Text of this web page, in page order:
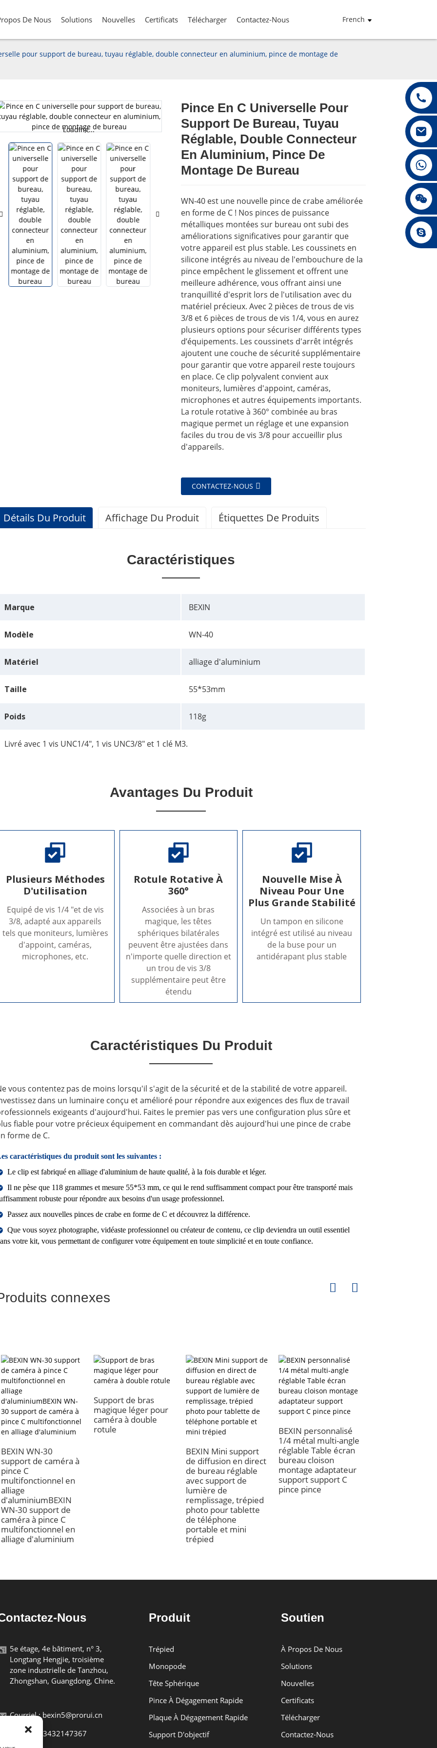
De Nous Solutions Nouvelles Certificats Télécharger Contactez-Nous French
+86 13432147367
pour support de bureau, tuyau réglable, double connecteur en aluminium, pince de montage de
Loading...
Loading... Loading...
Loading... Loading...
Loading...
Pince En C Universelle Pour
Support De Bureau, Tuyau
Réglable, Double Connecteur
En Aluminium, Pince De
Montage De Bureau
WN-40 est une nouvelle pince de crabe améliorée
en forme de C ! Nos pinces de puissance
métalliques montées sur bureau ont subi des
améliorations significatives pour garantir que
votre appareil est plus stable. Les coussinets en
silicone intégrés au niveau de l'embouchure de la
pince empêchent le glissement et offrent une
meilleure adhérence, vous offrant ainsi une
tranquillité d'esprit lors de l'utilisation avec du
matériel précieux. Avec 2 pièces de trous de vis
3/8 et 6 pièces de trous de vis 1/4, vous en aurez
plusieurs options pour sécuriser différents types
d’équipements. Les coussinets d'arrêt intégrés
ajoutent une couche de sécurité supplémentaire
pour garantir que votre appareil reste toujours
en place. Ce clip polyvalent convient aux
moniteurs, lumières d'appoint, caméras,
microphones et autres équipements importants.
La rotule rotative à 360° combinée au bras
magique permet un réglage et une expansion
faciles du trou de vis 3/8 pour accueillir plus
d'appareils.
CONTACTEZ-NOUS
Détails Du Produit Affichage Du Produit Étiquettes De Produits
Caractéristiques
Marque BEXIN
Modèle WN-40
Matériel alliage d'aluminium
Taille 55*53mm
Poids 118g
Livré avec 1 vis UNC1/4", 1 vis UNC3/8" et 1 clé M3.
Avantages Du Produit
Plusieurs Méthodes
D'utilisation
Equipé de vis 1/4 "et de vis
3/8, adapté aux appareils
tels que moniteurs, lumières
d'appoint, caméras,
microphones, etc.
Rotule Rotative À
360°
Associées à un bras
magique, les têtes
sphériques bilatérales
peuvent être ajustées dans
n'importe quelle direction et
un trou de vis 3/8
supplémentaire peut être
étendu
Nouvelle Mise À
Niveau Pour Une
Plus Grande Stabilité
Un tampon en silicone
intégré est utilisé au niveau
de la buse pour un
antidérapant plus stable
Caractéristiques Du Produit
vous contentez pas de moins lorsqu'il s'agit de la sécurité et de la stabilité de votre appareil.
dans un luminaire conçu et amélioré pour répondre aux exigences des flux de travail
exigeants d'aujourd'hui. Faites le premier pas vers une configuration plus sûre et
fiable pour votre précieux équipement en commandant dès aujourd'hui une pince de crabe
forme de C.
caractéristiques du produit sont les suivantes :
Le clip est fabriqué en alliage d'aluminium de haute qualité, à la fois durable et léger.
Il ne pèse que 118 grammes et mesure 55*53 mm, ce qui le rend suffisamment compact pour être transporté mais
robuste pour répondre aux besoins d'un usage professionnel.
Passez aux nouvelles pinces de crabe en forme de C et découvrez la différence.
Que vous soyez photographe, vidéaste professionnel ou créateur de contenu, ce clip deviendra un outil essentiel
votre kit, vous permettant de configurer votre équipement en toute simplicité et en toute confiance.
connexes
BEXIN WN-30
support de caméra à
pince C
multifonctionnel en
alliage
d'aluminiumBEXIN
WN-30 support de
caméra à pince C
multifonctionnel en
alliage d'aluminium
Support de bras
magique léger pour
caméra à double
rotule
BEXIN Mini support
de diffusion en direct
de bureau réglable
avec support de
lumière de
remplissage, trépied
photo pour tablette
de téléphone
portable et mini
trépied
BEXIN personnalisé
1/4 métal multi-angle
réglable Table écran
bureau cloison
montage adaptateur
support support C
pince pince
Nous
5e étage, 4e bâtiment, n° 3,
Longtang Hengjie, troisième
zone industrielle de Tanzhou,
Zhongshan, Guangdong, Chine.
Courriel : bexin5@prorui.cn
Tél : +8613432147367
Produit
Trépied
Monopode
Tête Sphérique
Pince À Dégagement Rapide
Plaque À Dégagement Rapide
Support D'objectif
Soutien
À Propos De Nous
Solutions
Nouvelles
Certificats
Télécharger
Contactez-Nous